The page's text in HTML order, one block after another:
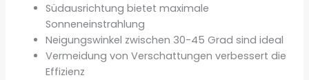
Südausrichtung bietet maximale
Sonneneinstrahlung
Neigungswinkel zwischen 30-45 Grad sind ideal
Vermeidung von Verschattungen verbessert die
Effizienz